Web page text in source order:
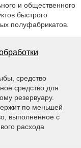
и общественного
быстрого
полуфабрикатов.
средство
средство для
резервуару.
по меньшей
выполненное с
расхода